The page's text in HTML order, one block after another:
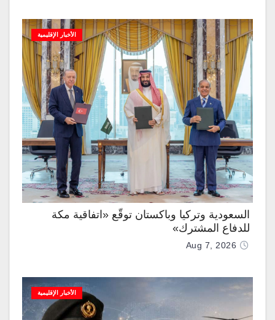
الأخبار الإقليمية
السعودية وتركيا وباكستان توقّع «اتفاقية مكة
للدفاع المشترك»
Aug 7, 2026
الأخبار الإقليمية